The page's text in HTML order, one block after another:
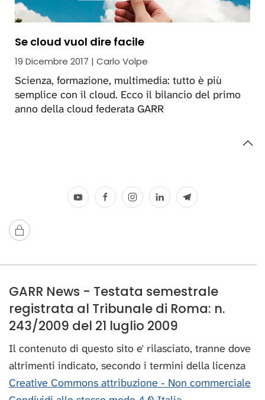
Se cloud vuol dire facile
19 Dicembre 2017 | Carlo Volpe
Scienza, formazione, multimedia: tutto è più
semplice con il cloud. Ecco il bilancio del primo
anno della cloud federata GARR
GARR News - Testata semestrale
registrata al Tribunale di Roma: n.
243/2009 del 21 luglio 2009
Il contenuto di questo sito e' rilasciato, tranne dove
altrimenti indicato, secondo i termini della licenza
Creative Commons attribuzione - Non commerciale